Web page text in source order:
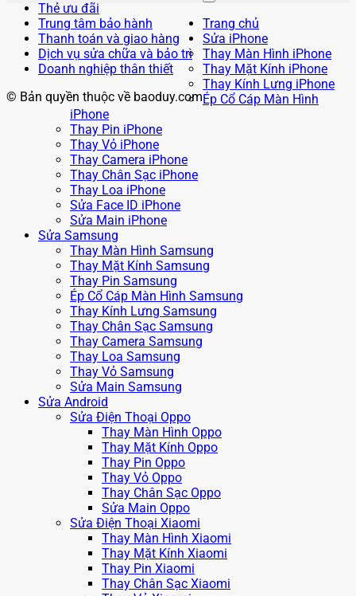
Thẻ ưu đãi
Trung tâm bảo hành
Thanh toán và giao hàng
Dịch vụ sửa chữa và bảo trì
Doanh nghiệp thân thiết
© Bản quyền thuộc về baoduy.com
Trang chủ
Sửa iPhone
Thay Màn Hình iPhone
Thay Mặt Kính iPhone
Thay Kính Lưng iPhone
Ép Cổ Cáp Màn Hình
iPhone
Thay Pin iPhone
Thay Vỏ iPhone
Thay Camera iPhone
Thay Chân Sạc iPhone
Thay Loa iPhone
Sửa Face ID iPhone
Sửa Main iPhone
Sửa Samsung
Thay Màn Hình Samsung
Thay Mặt Kính Samsung
Thay Pin Samsung
Ép Cổ Cáp Màn Hình Samsung
Thay Kính Lưng Samsung
Thay Chân Sạc Samsung
Thay Camera Samsung
Thay Loa Samsung
Thay Vỏ Samsung
Sửa Main Samsung
Sửa Android
Sửa Điện Thoại Oppo
Thay Màn Hình Oppo
Thay Mặt Kính Oppo
Thay Pin Oppo
Thay Vỏ Oppo
Thay Chân Sạc Oppo
Sửa Main Oppo
Sửa Điện Thoại Xiaomi
Thay Màn Hình Xiaomi
Thay Mặt Kính Xiaomi
Thay Pin Xiaomi
Thay Chân Sạc Xiaomi